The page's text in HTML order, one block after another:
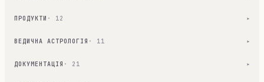
ПРОДУКТИ · 12 ▾
ВЕДИЧНА АСТРОЛОГІЯ · 11 ▾
ДОКУМЕНТАЦІЯ · 21 ▾